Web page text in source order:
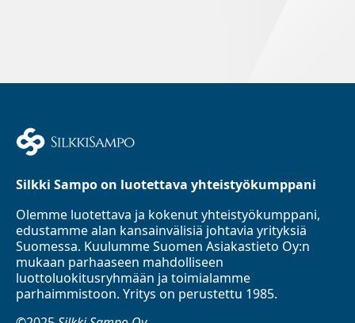
Silkki Sampo on luotettava yhteistyökumppani
Olemme luotettava ja kokenut yhteistyökumppani,
edustamme alan kansainvälisiä johtavia yrityksiä
Suomessa. Kuulumme Suomen Asiakastieto Oy:n
mukaan parhaaseen mahdolliseen
luottoluokitusryhmään ja toimialamme
parhaimmistoon. Yritys on perustettu 1985.